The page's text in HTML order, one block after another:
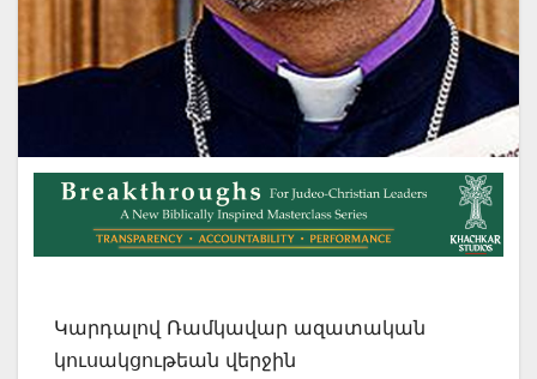
Կարդալով Ռամկավար ազատական
կուսակցութեան վերջին